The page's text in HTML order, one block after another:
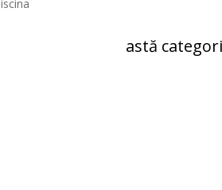
produse în această